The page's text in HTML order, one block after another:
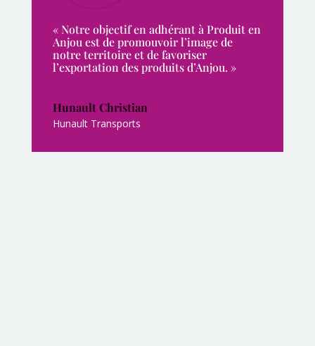
« Notre objectif en adhérant à Produit en
Anjou est de promouvoir l’image de
notre territoire et de favoriser
l’exportation des produits d’Anjou. »
Hunault Christian
Hunault Transports